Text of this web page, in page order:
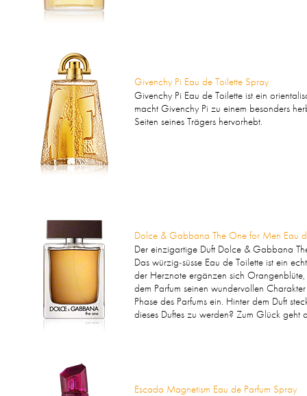
Givenchy Pi Eau de Toilette Spray
Givenchy Pi Eau de Toilette ist ein
macht Givenchy Pi zu einem besonders
Seiten seines Trägers hervorhebt.
Dolce & Gabbana The One for Men Eau
Der einzigartige Duft Dolce & Gabbana
Das würzig-süsse Eau de Toilette ist ein
der Herznote ergänzen sich
dem Parfum seinen wundervollen
Phase des Parfums ein. Hinter dem Duft
dieses Duftes zu werden? Zum Glück geht
Escada Magnetism Eau de Parfum Spray